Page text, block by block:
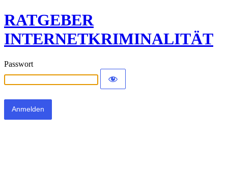
RATGEBER
INTERNETKRIMINALITÄT
Passwort